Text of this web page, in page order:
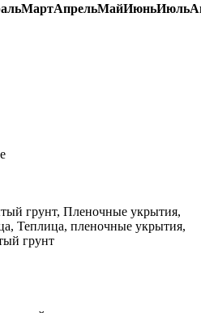
МартАпрельМайИюньИюль
грунт, Пленочные укрытия,
Теплица, пленочные укрытия,
грунт